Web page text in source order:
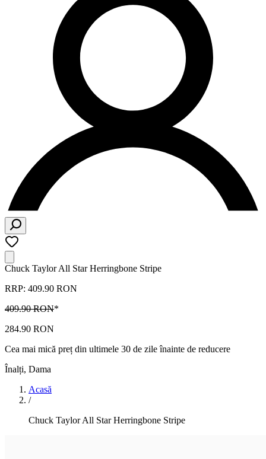
Chuck Taylor All Star Herringbone Stripe
RRP: 409.90 RON
409.90 RON*
284.90 RON
Cea mai mică preț din ultimele 30 de zile înainte de reducere
Înalți, Dama
Acasă
/
Chuck Taylor All Star Herringbone Stripe